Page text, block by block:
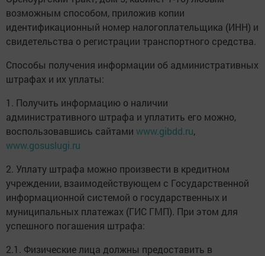
возможным способом, приложив копии
идентификационный номер налогоплательщика (ИНН) и
свидетельства о регистрации транспортного средства.
Способы получения информации об административных
штрафах и их уплаты:
1. Получить информацию о наличии
административного штрафа и уплатить его можно,
воспользовавшись сайтами www.gibdd.ru,
www.gosuslugi.ru
2. Уплату штрафа можно произвести в кредитном
учреждении, взаимодействующем с Государственной
информационной системой о государственных и
муниципальных платежах (ГИС ГМП). При этом для
успешного погашения штрафа:
2.1. Физические лица должны предоставить в